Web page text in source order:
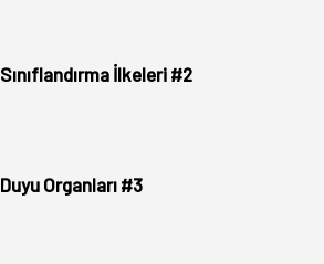
Sınıflandırma İlkeleri #2
Duyu Organları #3